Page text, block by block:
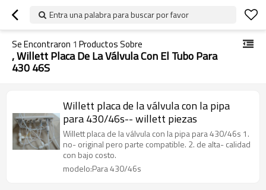
Entra una palabra para buscar por favor
Se Encontraron 1 Productos Sobre
, Willett Placa De La Válvula Con El Tubo Para
430 46S
Willett placa de la válvula con la pipa
para 430/46s-- willett piezas
Willett placa de la válvula con la pipa para 430/46s 1.
no- original pero parte compatible. 2. de alta- calidad
con bajo costo.
modelo:Para 430/46s